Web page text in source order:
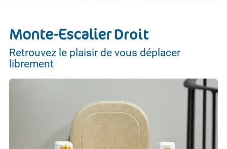
Monte-EscalierDroit
Retrouvez le plaisir de vous déplacer
librement